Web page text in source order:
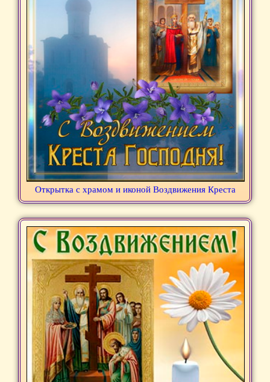
Открытка с храмом и иконой Воздвижения Креста